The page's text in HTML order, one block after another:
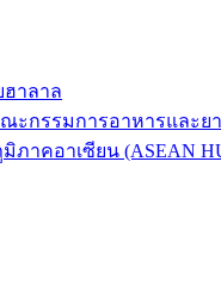
ฮาลาล
ะกรรมการอาหารและยา
าคอาเซียน (ASEAN